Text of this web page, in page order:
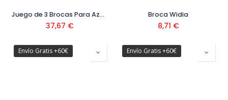
Juego de 3 Brocas Para Azulejo HEX-9 HardCeramic
37,67 €
Broca Widia
8,71 €
Envío Gratis +60€ Envío Gratis +60€